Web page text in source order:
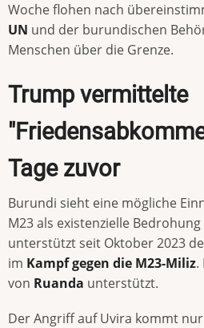
Woche flohen nach
UN und der burundischen
Menschen über die Grenze.
Trump vermittelte
Tage zuvor
Burundi sieht eine mögliche
M23 als existenzielle
unterstützt seit Oktober 2023
im Kampf gegen die M23-Miliz.
von Ruanda unterstützt.
Der Angriff auf Uvira kommt